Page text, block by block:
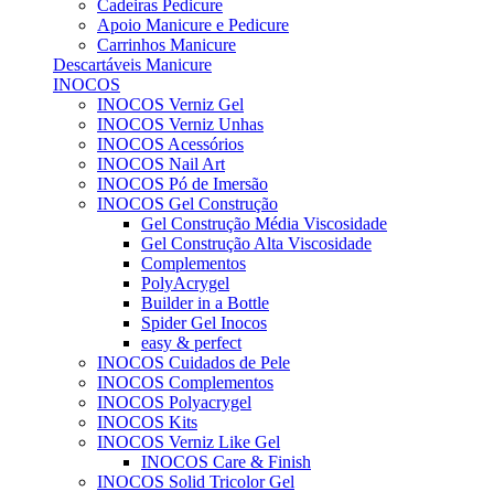
Cadeiras Pedicure
Apoio Manicure e Pedicure
Carrinhos Manicure
Descartáveis Manicure
INOCOS
INOCOS Verniz Gel
INOCOS Verniz Unhas
INOCOS Acessórios
INOCOS Nail Art
INOCOS Pó de Imersão
INOCOS Gel Construção
Gel Construção Média Viscosidade
Gel Construção Alta Viscosidade
Complementos
PolyAcrygel
Builder in a Bottle
Spider Gel Inocos
easy & perfect
INOCOS Cuidados de Pele
INOCOS Complementos
INOCOS Polyacrygel
INOCOS Kits
INOCOS Verniz Like Gel
INOCOS Care & Finish
INOCOS Solid Tricolor Gel